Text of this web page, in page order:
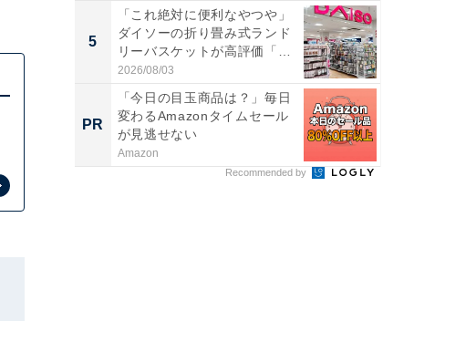
5
「これ絶対に便利なやつや」
ダイソーの折り畳み式ランド
リーバスケットが高評価「使
わ...
2026/08/03
PR
「今日の目玉商品は？」毎日
変わるAmazonタイムセール
が見逃せない
Amazon
Recommended by